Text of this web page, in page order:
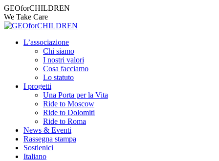
Vai
ai
contenuti
Facebook
page
opens
new
Instagram
page
opens
new
X
page
opens
new
YouTube
page
opens
new
Mail
page
opens
new
GEOforCHILDREN
We Take Care
L’associazione
Chi siamo
I nostri valori
Cosa facciamo
Lo statuto
I progetti
Una Porta per la Vita
Ride to Moscow
Ride to Dolomiti
Ride to Roma
News & Eventi
Rassegna stampa
Sostienici
Italiano